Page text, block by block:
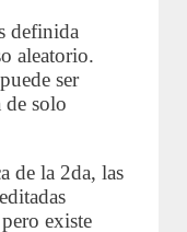
definida
aleatorio.
ser
solo
de la 2da, las
existe